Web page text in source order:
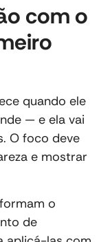
com o
quando ele
— e ela vai
O foco deve
e mostrar
o
de